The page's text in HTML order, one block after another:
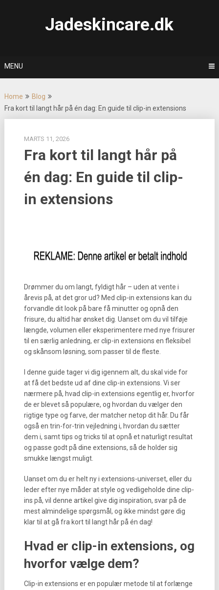
Jadeskincare.dk
MENU
Home
Blog
Fra kort til langt hår på én dag: En guide til clip-in extensions
MARTS 11, 2026
Fra kort til langt hår på
én dag: En guide til clip-
in extensions
Drømmer du om langt, fyldigt hår – uden at vente i
årevis på, at det gror ud? Med clip-in extensions kan du
forvandle dit look på bare få minutter og opnå den
frisure, du altid har ønsket dig. Uanset om du vil tilføje
længde, volumen eller eksperimentere med nye frisurer
til en særlig anledning, er clip-in extensions en fleksibel
og skånsom løsning, som passer til de fleste.
I denne guide tager vi dig igennem alt, du skal vide for
at få det bedste ud af dine clip-in extensions. Vi ser
nærmere på, hvad clip-in extensions egentlig er, hvorfor
de er blevet så populære, og hvordan du vælger den
rigtige type og farve, der matcher netop dit hår. Du får
også en trin-for-trin vejledning i, hvordan du sætter
dem i, samt tips og tricks til at opnå et naturligt resultat
og passe godt på dine extensions, så de holder sig
smukke længst muligt.
Uanset om du er helt ny i extensions-universet, eller du
leder efter nye måder at style og vedligeholde dine clip-
ins på, vil denne artikel give dig inspiration, svar på de
mest almindelige spørgsmål, og ikke mindst gøre dig
klar til at gå fra kort til langt hår på én dag!
Hvad er clip-in extensions, og
hvorfor vælge dem?
Clip-in extensions er en populær metode til at forlænge